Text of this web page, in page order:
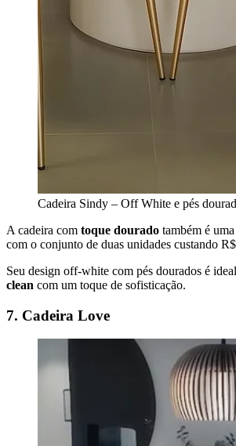
Cadeira Sindy – Off White e pés
A cadeira com toque dourado também é
com o conjunto de duas unidades custando
Seu design off-white com pés dourados é
clean com um toque de sofisticação.
7. Cadeira Love